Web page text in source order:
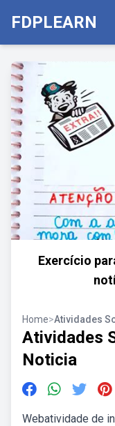
FDPLEARN
Exercício
Home>Atividades
Atividades
Noticia
Webatividade de